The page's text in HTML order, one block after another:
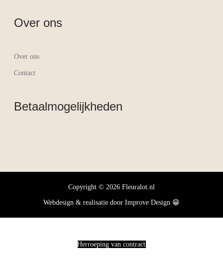
Over ons
Over ons
Contact
Betaalmogelijkheden
Copyright © 2026 Fleuralot.nl
Webdesign & realisatie door Improve Design 😁
Herroeping van contract